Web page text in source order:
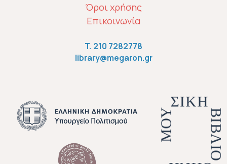
Όροι χρήσης
Επικοινωνία
T. 210 7282778
library@megaron.gr